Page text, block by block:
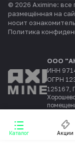
Каталог Акции
© 2026 Aximine:
размещённая на
носит
Политика
ООО
ИНН
ОГРН
125167,